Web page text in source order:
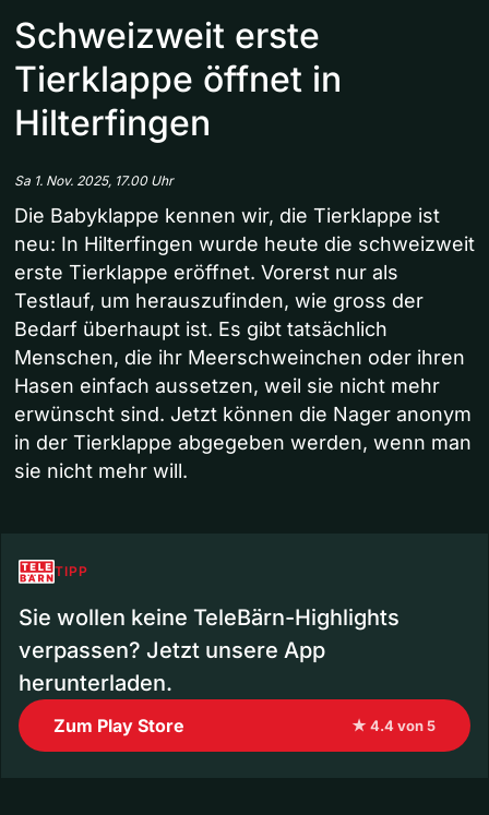
Schweizweit erste
Tierklappe öffnet in
Hilterfingen
Sa 1. Nov. 2025, 17.00 Uhr
Die Babyklappe kennen wir, die Tierklappe ist
neu: In Hilterfingen wurde heute die schweizweit
erste Tierklappe eröffnet. Vorerst nur als
Testlauf, um herauszufinden, wie gross der
Bedarf überhaupt ist. Es gibt tatsächlich
Menschen, die ihr Meerschweinchen oder ihren
Hasen einfach aussetzen, weil sie nicht mehr
erwünscht sind. Jetzt können die Nager anonym
in der Tierklappe abgegeben werden, wenn man
sie nicht mehr will.
TIPP
Sie wollen keine TeleBärn-Highlights
verpassen? Jetzt unsere App
herunterladen.
Zum Play Store ★ 4.4 von 5